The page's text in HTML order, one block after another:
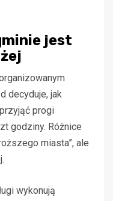
jest
decyduje, jak
progi
godziny. Różnice
miasta”, ale
wykonują